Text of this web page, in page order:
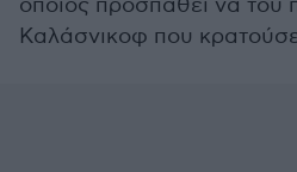
οποίος προσπαθεί να του
Καλάσνικοφ που